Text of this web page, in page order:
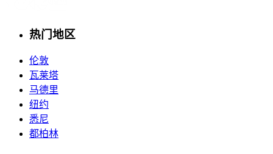
热门地区
伦敦
瓦莱塔
马德里
纽约
悉尼
都柏林